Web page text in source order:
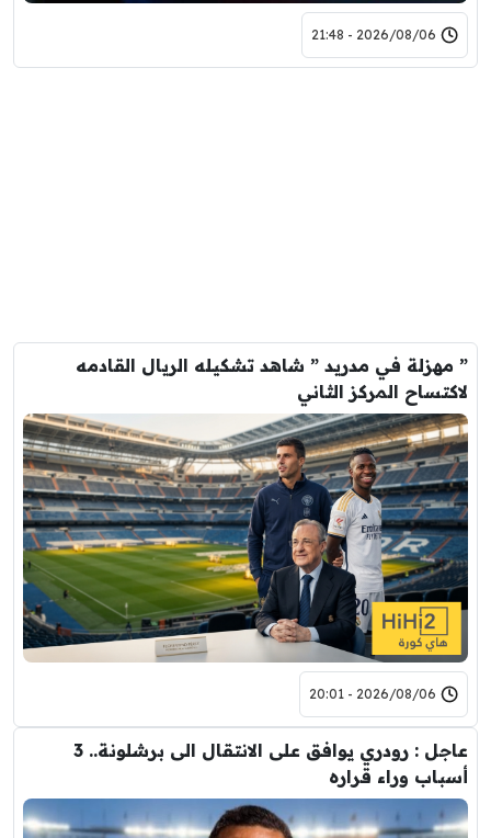
2026/08/06 - 21:48
” مهزلة في مدريد ” شاهد تشكيله الريال القادمه
لاكتساح المركز الثاني
2026/08/06 - 20:01
عاجل : رودري يوافق على الانتقال الى برشلونة.. 3
أسباب وراء قراره